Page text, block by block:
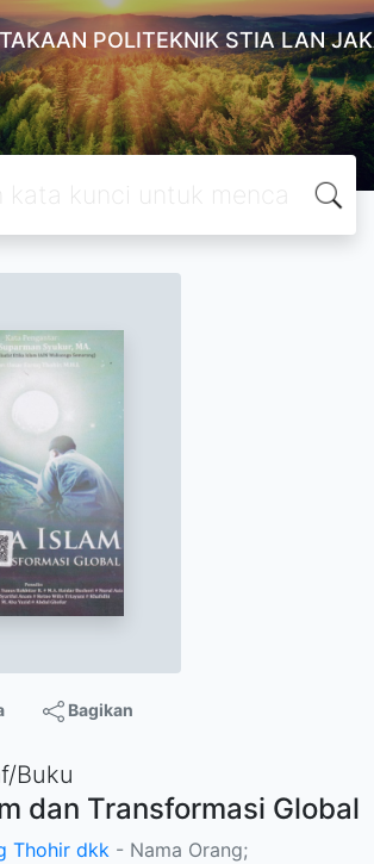
POLITEKNIK STIA LAN
Bagikan
Buku
dan Transformasi Global
Thohir dkk - Nama Orang;